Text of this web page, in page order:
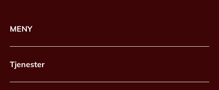
MENY
Tjenester